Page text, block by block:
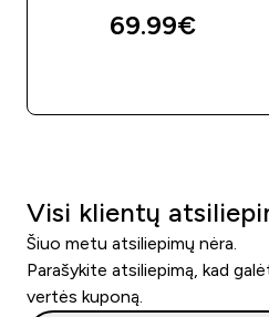
69.99€‎
Visi klientų
Šiuo metu atsiliepimų nėra.
Parašykite atsiliepimą, kad
vertės kuponą.